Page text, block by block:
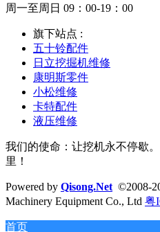
周一至周日 09：00-19：00
旗下站点 :
五十铃配件
日立挖掘机维修
康明斯零件
小松维修
卡特配件
液压维修
我们的使命：让挖机永不停歇
里！
Powered by Qisong.Net ©2008-
Machinery Equipment Co., Ltd 粤
首页